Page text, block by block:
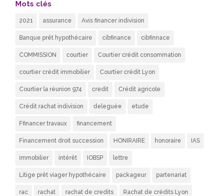
Mots clés
2021 assurance Avis financer indivision
Banque prêt hypothécaire cibfinance cibfinnace
COMMISSION courtier Courtier crédit consommation
courtier crédit immobilier Courtier crédit Lyon
Courtier la réunion 974 credit Crédit agricole
Crédit rachat indivision deleguée etude
Ffinancer travaux financement
Financement droit succession HONIRAIRE honoraire IAS
immobilier intérêt IOBSP lettre
Litige prêt viager hypothécaire packageur partenariat
rac rachat rachat de credits Rachat de crédits Lyon